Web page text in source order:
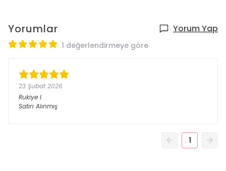
Yorumlar Yorum Yap
1 değerlendirmeye göre
23 Şubat 2026
Rukiye I.
Satın Alınmış
1